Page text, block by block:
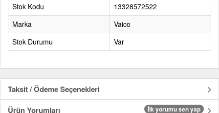
Stok Kodu
13328572522
Marka
Vaico
Stok Durumu
Var
Taksit / Ödeme Seçenekleri
Ürün Yorumları
İlk yorumu sen yap